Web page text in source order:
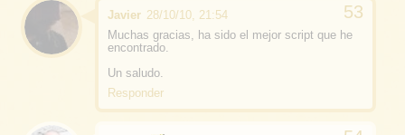
Javier 28/10/10, 21:54
Muchas gracias, ha sido el mejor script que he
encontrado.
Un saludo.
Responder